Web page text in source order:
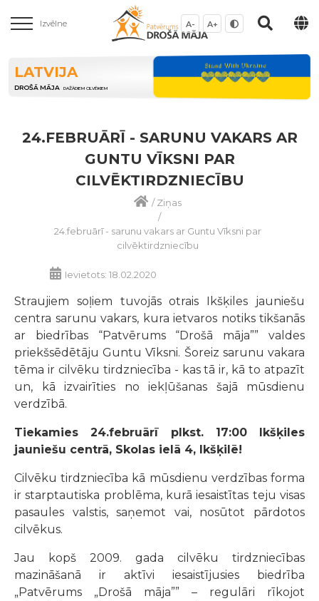
Izvēlne A- A+
LATVIJA
DROŠĀ MĀJA DAŽĀDIEM CILVĒKIEM
24.FEBRUĀRĪ - SARUNU VAKARS AR
GUNTU VĪKSNI PAR
CILVĒKTIRDZNIECĪBU
/Ziņas
/
24.februārī - sarunu vakars ar Guntu Vīksni par
cilvēktirdzniecību
Ievietots: 18.02.2020
Straujiem soļiem tuvojās otrais Ikšķiles jauniešu
centra sarunu vakars, kura ietvaros notiks tikšanās
ar biedrības “Patvērums “Drošā māja”” valdes
priekšsēdētāju Guntu Vīksni. Šoreiz sarunu vakara
tēma ir cilvēku tirdzniecība - kas tā ir, kā to atpazīt
un, kā izvairīties no iekļūšanas šajā mūsdienu
verdzībā.
Tiekamies 24.februārī plkst. 17:00 Ikšķiles
jauniešu centrā, Skolas ielā 4, Ikšķilē!
Cilvēku tirdzniecība kā mūsdienu verdzības forma
ir starptautiska problēma, kurā iesaistītas teju visas
pasaules valstis, saņemot vai, nosūtot pārdotos
cilvēkus.
Jau kopš 2009. gada cilvēku tirdzniecības
mazināšanā ir aktīvi iesaistījusies biedrība
„Patvērums „Drošā māja”” – regulāri rīkojot